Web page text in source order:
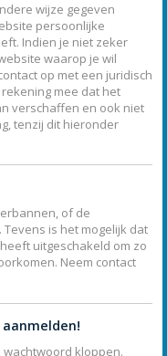
wijze gegeven
persoonlijke
Indien je niet zeker
waarop je wil
op met een juridisch
mee dat het
verschaffen en ook niet
tenzij dit hieronder
of de
is het mogelijk dat
uitgeschakeld om zo
Neem contact
kloppen.